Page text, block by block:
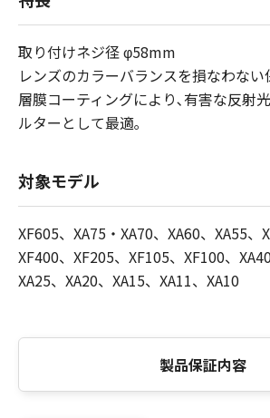
取り付けネジ径 φ58mm
レンズのカラーバランスを損なわな
層膜コーティングにより､有害な反射
ルターとして最適｡
対象モデル
XF605、XA75・XA70、XA60、XA55、
XF400、XF205、XF105、XF100、
XA25、XA20、XA15、XA11、XA10
製品保証内容